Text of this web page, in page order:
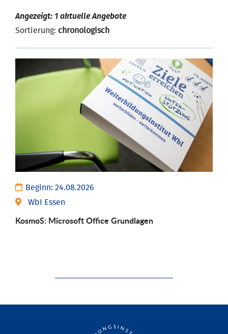
Angezeigt: 1 aktuelle Angebote
Sortierung: chronologisch
Beginn: 24.08.2026
WbI Essen
KosmoS: Microsoft Office Grund­lagen